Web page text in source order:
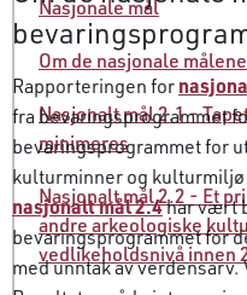
Nasjonale mål
Om de nasjonale
Nasjonalt mål 2.1 -
minimeres
Nasjonalt mål 2.2 - Et
andre arkeologiske
vedlikeholdsnivå innen
Rapporteringen for
fra bevaringsprogrammet
bevaringsprogrammet for
kulturminner og
nasjonalt mål 2.4har vært
bevaringsprogrammet for
med unntak av